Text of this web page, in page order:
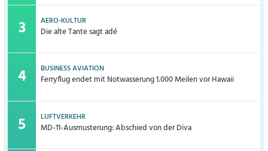
AERO-KULTUR
Die alte Tante sagt adé
BUSINESS AVIATION
Ferryflug endet mit Notwasserung 1.000 Meilen vor Hawaii
LUFTVERKEHR
MD-11-Ausmusterung: Abschied von der Diva